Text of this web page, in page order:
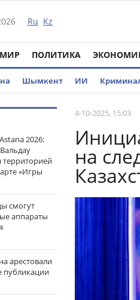
Ru Kz
МИР ПОЛИТИКА
Шымкент ИИ
2026:
территорией
«Игры
смогут
аппараты
арестовали
публикации
4-10-2025, 15:03
на